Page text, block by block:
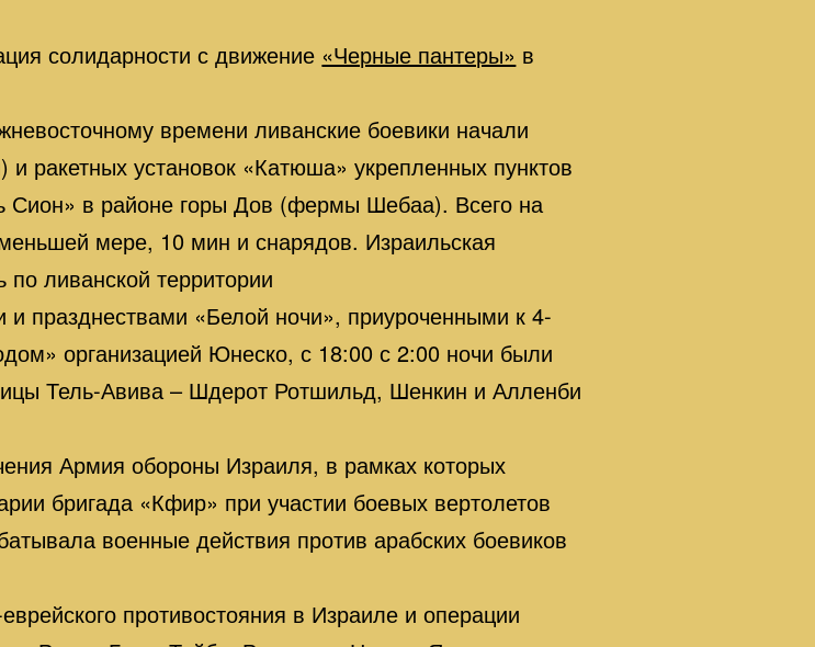
солидарности с движение «Черные пантеры» в
времени ливанские боевики начали
ракетных установок «Катюша» укрепленных пунктов
Сион» в районе горы Дов (фермы Шебаа). Всего на
мере, 10 мин и снарядов. Израильская
ливанской территории
празднествами «Белой ночи», приуроченными к 4-
организацией Юнеско, с 18:00 с 2:00 ночи были
Тель-Авива – Шдерот Ротшильд, Шенкин и Алленби
Армия обороны Израиля, в рамках которых
бригада «Кфир» при участии боевых вертолетов
военные действия против арабских боевиков
противостояния в Израиле и операции